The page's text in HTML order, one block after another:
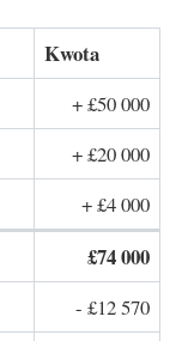
Kwota
+ £50 000
+ £20 000
+ £4 000
£74 000
- £12 570